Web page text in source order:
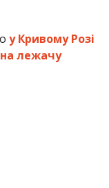
у Кривому Розі
лежачу